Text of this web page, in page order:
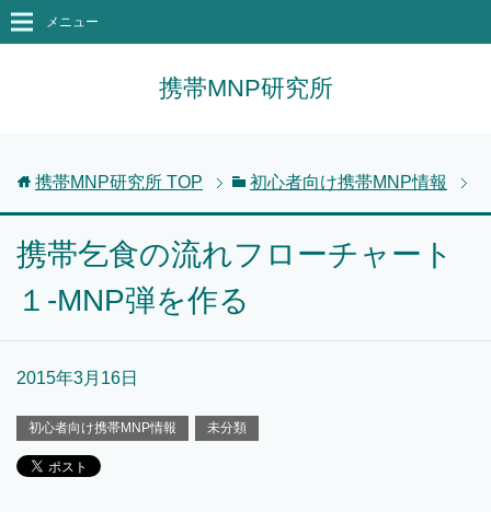
携帯MNP研究所
メニュー
携帯MNP研究所 TOP 初心者向け携帯MNP情報
携帯乞食の流れフローチャート
１-MNP弾を作る
2015年3月16日
初心者向け携帯MNP情報 未分類